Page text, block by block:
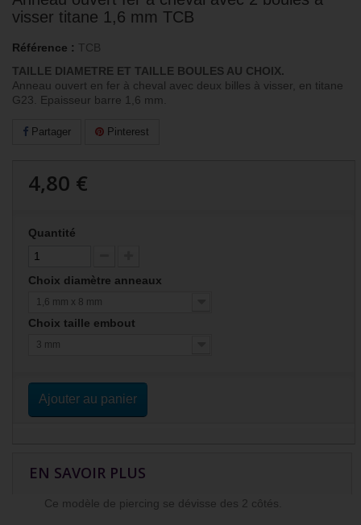
visser titane 1,6 mm TCB
Référence : TCB
TAILLE DIAMETRE ET TAILLE BOULES AU CHOIX.
Anneau ouvert en fer à cheval avec deux billes à visser, en titane
G23. Epaisseur barre 1,6 mm.
Partager Pinterest
4,80 €
Quantité
Choix diamètre anneaux
1,6 mm x 8 mm
Choix taille embout
3 mm
Ajouter au panier
EN SAVOIR PLUS
Ce modèle de piercing se dévisse des 2 côtés.